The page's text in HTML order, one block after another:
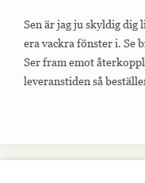
Sen är jag ju skyldig dig
era vackra fönster i. Se
Ser fram emot
leveranstiden så